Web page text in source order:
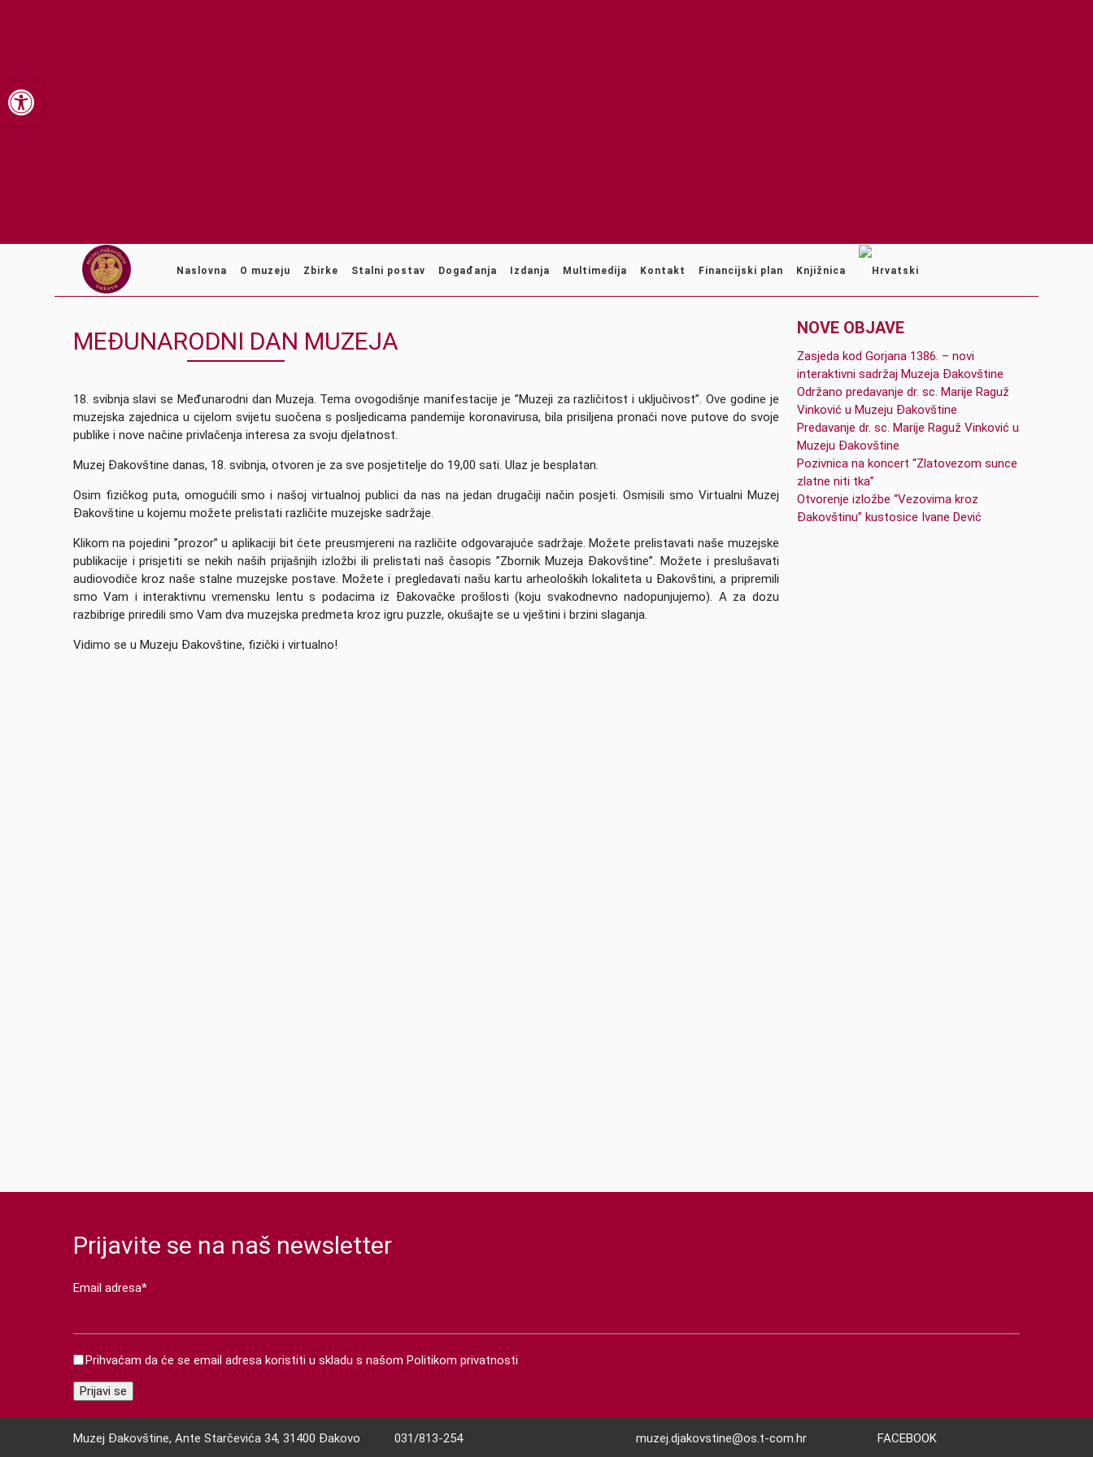
Open toolbar
Naslovna O muzeju Zbirke Stalni postav Događanja Izdanja Multimedija Kontakt Financijski plan Knjižnica
MEĐUNARODNI DAN MUZEJA
18. svibnja slavi se Međunarodni dan Muzeja. Tema ovogodišnje manifestacije je ”Muzeji za različitost i uključivost”. Ove godine je
muzejska zajednica u cijelom svijetu suočena s posljedicama pandemije koronavirusa, bila prisiljena pronaći nove putove do svoje
publike i nove načine privlačenja interesa za svoju djelatnost.
Muzej Đakovštine danas, 18. svibnja, otvoren je za sve posjetitelje do 19,00 sati. Ulaz je besplatan.
Osim fizičkog puta, omogućili smo i našoj virtualnoj publici da nas na jedan drugačiji način posjeti. Osmisili smo Virtualni Muzej
Đakovštine u kojemu možete prelistati različite muzejske sadržaje.
Klikom na pojedini ”prozor” u aplikaciji bit ćete preusmjereni na različite odgovarajuće sadržaje. Možete prelistavati naše muzejske
publikacije i prisjetiti se nekih naših prijašnjih izložbi ili prelistati naš časopis ”Zbornik Muzeja Đakovštine”. Možete i preslušavati
audiovodiče kroz naše stalne muzejske postave. Možete i pregledavati našu kartu arheoloških lokaliteta u Đakovštini, a pripremili
smo Vam i interaktivnu vremensku lentu s podacima iz Đakovačke prošlosti (koju svakodnevno nadopunjujemo). A za dozu
razbibrige priredili smo Vam dva muzejska predmeta kroz igru puzzle, okušajte se u vještini i brzini slaganja.
Vidimo se u Muzeju Đakovštine, fizički i virtualno!
NOVE OBJAVE
Zasjeda kod Gorjana 1386. – novi
interaktivni sadržaj Muzeja Đakovštine
Održano predavanje dr. sc. Marije Raguž
Vinković u Muzeju Đakovštine
Predavanje dr. sc. Marije Raguž Vinković u
Muzeju Đakovštine
Pozivnica na koncert “Zlatovezom sunce
zlatne niti tka”
Otvorenje izložbe “Vezovima kroz
Đakovštinu” kustosice Ivane Dević
Prijavite se na naš newsletter
Email adresa*
Prihvaćam da će se email adresa koristiti u skladu s našom Politikom privatnosti
Muzej Đakovštine, Ante Starčevića 34, 31400 Đakovo 031/813-254 muzej.djakovstine@os.t-com.hr FACEBOOK